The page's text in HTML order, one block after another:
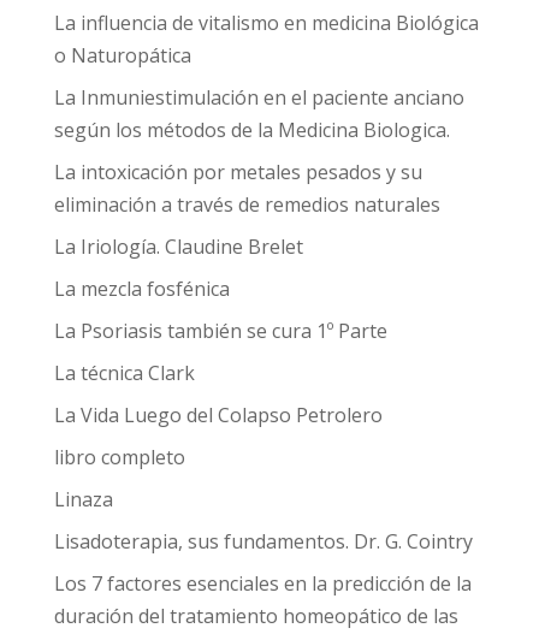
La influencia de vitalismo en medicina Biológica
o Naturopática
La Inmuniestimulación en el paciente anciano
según los métodos de la Medicina Biologica.
La intoxicación por metales pesados y su
eliminación a través de remedios naturales
La Iriología. Claudine Brelet
La mezcla fosfénica
La Psoriasis también se cura 1º Parte
La técnica Clark
La Vida Luego del Colapso Petrolero
libro completo
Linaza
Lisadoterapia, sus fundamentos. Dr. G. Cointry
Los 7 factores esenciales en la predicción de la
duración del tratamiento homeopático de las